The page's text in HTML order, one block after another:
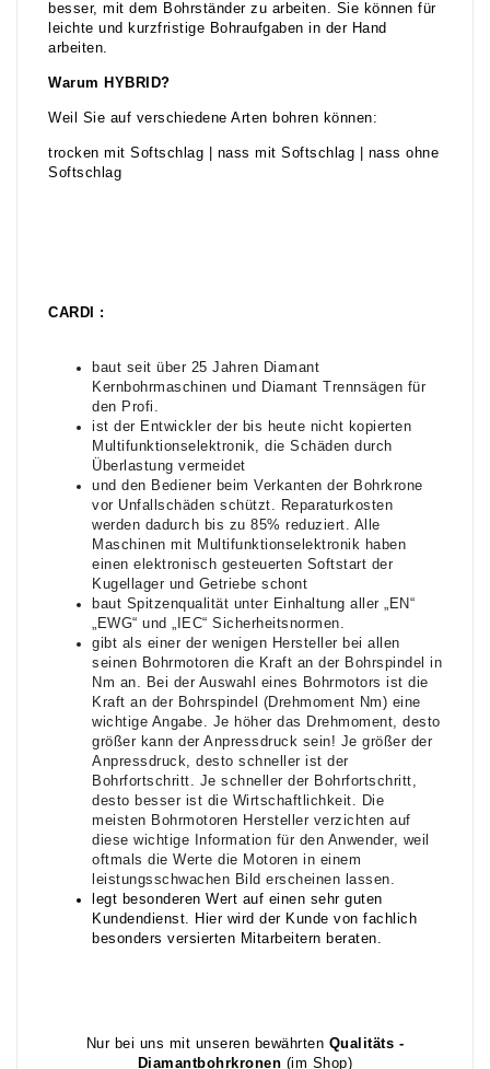
besser, mit dem Bohrständer zu arbeiten. Sie können für
leichte und kurzfristige Bohraufgaben in der Hand
arbeiten.
Warum HYBRID?
Weil Sie auf verschiedene Arten bohren können:
trocken mit Softschlag | nass mit Softschlag | nass ohne
Softschlag
CARDI :
baut seit über 25 Jahren Diamant
Kernbohrmaschinen und Diamant Trennsägen für
den Profi.
ist der Entwickler der bis heute nicht kopierten
Multifunktionselektronik, die Schäden durch
Überlastung vermeidet
und den Bediener beim Verkanten der Bohrkrone
vor Unfallschäden schützt. Reparaturkosten
werden dadurch bis zu 85% reduziert. Alle
Maschinen mit Multifunktionselektronik haben
einen elektronisch gesteuerten Softstart der
Kugellager und Getriebe schont
baut Spitzenqualität unter Einhaltung aller „EN“
„EWG“ und „IEC“ Sicherheitsnormen.
gibt als einer der wenigen Hersteller bei allen
seinen Bohrmotoren die Kraft an der Bohrspindel in
Nm an. Bei der Auswahl eines Bohrmotors ist die
Kraft an der Bohrspindel (Drehmoment Nm) eine
wichtige Angabe. Je höher das Drehmoment, desto
größer kann der Anpressdruck sein! Je größer der
Anpressdruck, desto schneller ist der
Bohrfortschritt. Je schneller der Bohrfortschritt,
desto besser ist die Wirtschaftlichkeit. Die
meisten Bohrmotoren Hersteller verzichten auf
diese wichtige Information für den Anwender, weil
oftmals die Werte die Motoren in einem
leistungsschwachen Bild erscheinen lassen.
legt besonderen Wert auf einen sehr guten
Kundendienst. Hier wird der Kunde von fachlich
besonders versierten Mitarbeitern beraten.
Nur bei uns mit unseren bewährten Qualitäts -
Diamantbohrkronen (im Shop)